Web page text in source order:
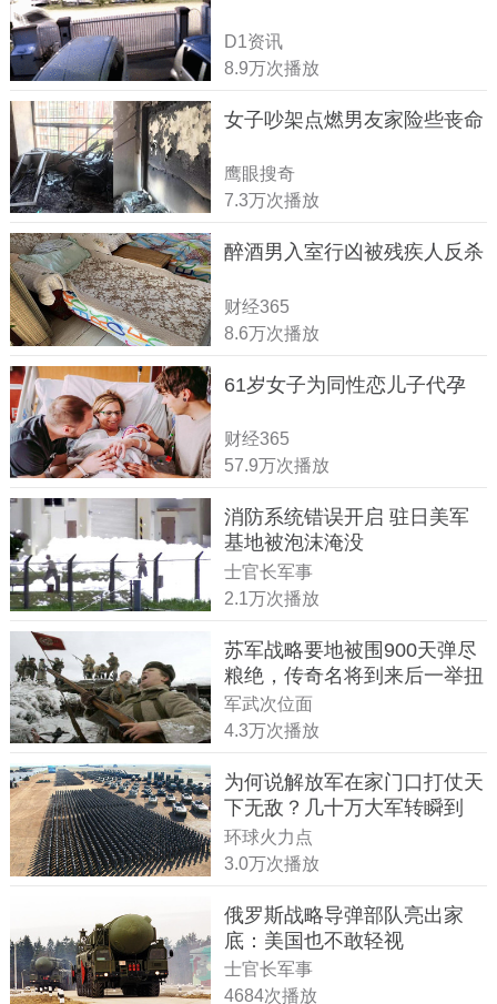
D1资讯
8.9万次播放
女子吵架点燃男友家险些丧命
鹰眼搜奇
7.3万次播放
醉酒男入室行凶被残疾人反杀
财经365
8.6万次播放
61岁女子为同性恋儿子代孕
财经365
57.9万次播放
消防系统错误开启 驻日美军
基地被泡沫淹没
士官长军事
2.1万次播放
苏军战略要地被围900天弹尽
粮绝，传奇名将到来后一举扭
转战局
军武次位面
4.3万次播放
为何说解放军在家门口打仗天
下无敌？几十万大军转瞬到
达！
环球火力点
3.0万次播放
俄罗斯战略导弹部队亮出家
底：美国也不敢轻视
士官长军事
4684次播放